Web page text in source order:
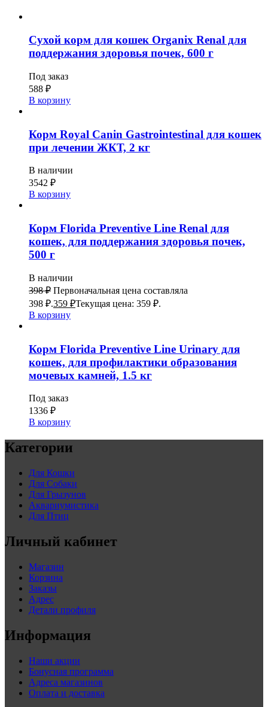
Сухой корм для кошек Organix Renal для
поддержания здоровья почек, 600 г
Под заказ
588 ₽
В корзину
Корм Royal Canin Gastrointestinal для кошек
при лечении ЖКТ, 2 кг
В наличии
3542 ₽
В корзину
Корм Florida Preventive Line Renal для
кошек, для поддержания здоровья почек,
500 г
В наличии
398₽ Первоначальная цена составляла
398 ₽.359 ₽Текущая цена: 359 ₽.
В корзину
Корм Florida Preventive Line Urinary для
кошек, для профилактики образования
мочевых камней, 1.5 кг
Под заказ
1336 ₽
В корзину
Категории
Для Кошки
Для Собаки
Для Грызунов
Аквариумистика
Для Птиц
Личный кабинет
Магазин
Корзина
Заказы
Адрес
Детали профиля
Информация
Наши акции
Бонусная программа
Адреса магазинов
Оплата и доставка